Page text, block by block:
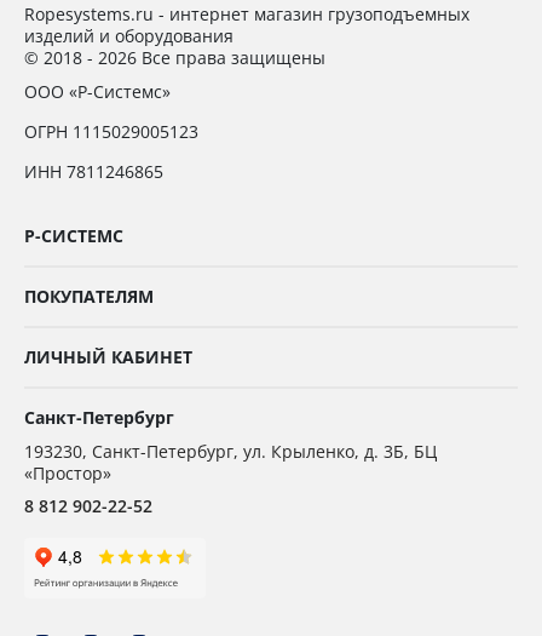
Ropesystems.ru - интернет магазин грузоподъемных
изделий и оборудования
© 2018 - 2026 Все права защищены
ООО «Р-Системс»
ОГРН 1115029005123
ИНН 7811246865
Р-СИСТЕМС
ПОКУПАТЕЛЯМ
ЛИЧНЫЙ КАБИНЕТ
Санкт-Петербург
193230, Санкт-Петербург, ул. Крыленко, д. 3Б, БЦ
«Простор»
8 812 902-22-52